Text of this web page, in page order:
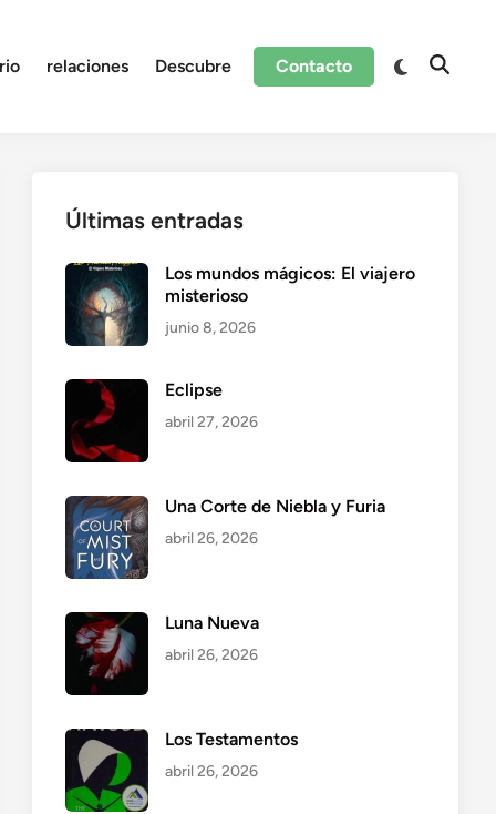
relaciones Descubre Contacto
Cambiar
Abrir
Últimas entradas
Los mundos mágicos: El viajero
misterioso
junio 8, 2026
Eclipse
abril 27, 2026
Una Corte de Niebla y Furia
abril 26, 2026
Luna Nueva
abril 26, 2026
Los Testamentos
abril 26, 2026